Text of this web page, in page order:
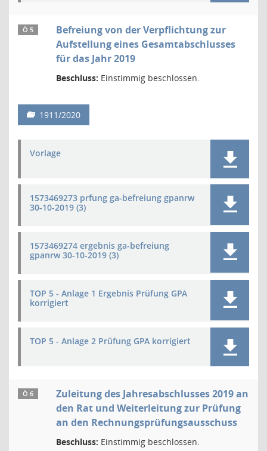
Ö 5
Befreiung von der Verpflichtung zur
Aufstellung eines Gesamtabschlusses
für das Jahr 2019
Beschluss: Einstimmig beschlossen.
1911/2020
Vorlage
1573469273 prfung ga-befreiung gpanrw
30-10-2019 (3)
1573469274 ergebnis ga-befreiung
gpanrw 30-10-2019 (3)
TOP 5 - Anlage 1 Ergebnis Prüfung GPA
korrigiert
TOP 5 - Anlage 2 Prüfung GPA korrigiert
Ö 6
Zuleitung des Jahresabschlusses 2019 an
den Rat und Weiterleitung zur Prüfung
an den Rechnungsprüfungsausschuss
Beschluss: Einstimmig beschlossen.